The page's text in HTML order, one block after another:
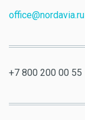
office@nordavia.ru
+7 800 200 00 55